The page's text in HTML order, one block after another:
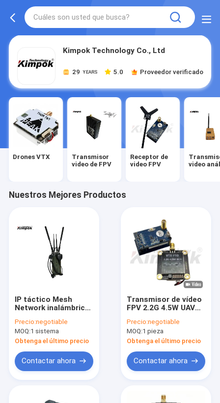
Kimpok Technology Co., Ltd
29 YEARS 5.0 Proveedor verificado
Drones VTX
Transmisor
video de FPV
Receptor de
video FPV
video
Nuestros Mejores Productos
IP táctico Mesh
Network inalámbrico
la aplicación
Precio:negotiable
MOQ:1 sistema
Obtenga el último precio
Contactar ahora
Transmisor de vídeo
FPV 2.2G 4.5W UAV
Accesorios Drones
de larga distancia
VTX VRX
Precio:negotiable
MOQ:1 pieza
Obtenga el último precio
Contactar ahora